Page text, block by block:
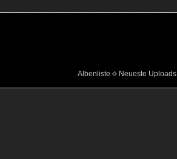
Albenliste
Neueste Uploads